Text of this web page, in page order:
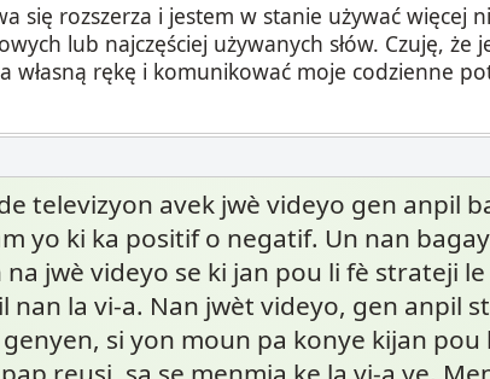
się rozszerza i jestem w stanie używać więcej
lub najczęściej używanych słów. Czuję, że
własną rękę i komunikować moje codzienne
televizyon avek jwè videyo gen anpil
yo ki ka positif o negatif. Un nan
jwè videyo se ki jan pou li fè strateji
nan la vi-a. Nan jwèt videyo, gen anpil
si yon moun pa konye kijan pou